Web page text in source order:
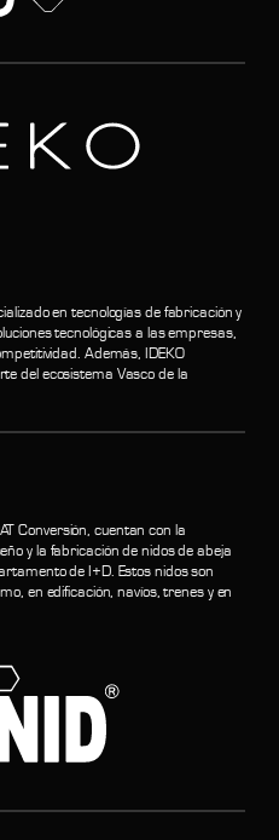
en tecnologías de fabricación y
tecnológicas a las empresas,
Además, IDEKO
del ecosistema Vasco de la
Conversión, cuentan con la
y la fabricación de nidos de abeja
de I+D. Estos nidos son
en edificación, navíos, trenes y en